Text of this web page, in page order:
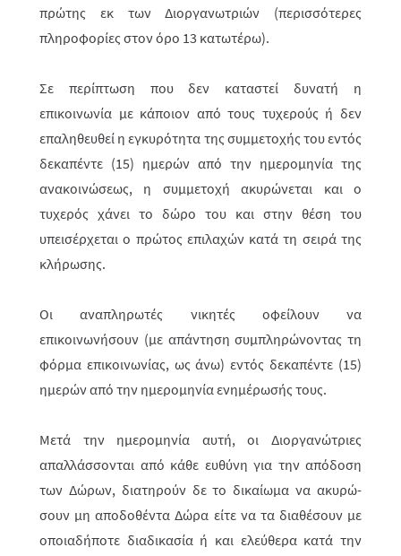
πρώτης εκ των Διοργανωτριών (περισσότερες
πληροφορίες στον όρο 13 κατωτέρω).
Σε περίπτωση που δεν καταστεί δυνατή η
επικοινωνία με κάποιον από τους τυχερούς ή δεν
επαληθευθεί η εγκυρότητα της συμμετοχής του εντός
δεκαπέντε (15) ημερών από την ημερομηνία της
ανακοινώσεως, η συμμετοχή ακυρώνεται και ο
τυχερός χάνει το δώρο του και στην θέση του
υπεισέρχεται ο πρώτος επιλαχών κατά τη σειρά της
κλήρωσης.
Οι αναπληρωτές νικητές οφείλουν να
επικοινωνήσουν (με απάντηση συμπληρώνοντας τη
φόρμα επικοινωνίας, ως άνω) εντός δεκαπέντε (15)
ημερών από την ημερομηνία ενημέρωσής τους.
Μετά την ημερομηνία αυτή, οι Διοργανώτριες
απαλλάσσονται από κάθε ευθύνη για την απόδοση
των Δώρων, διατηρούν δε το δικαίωμα να ακυ­ρώ­­
σουν μη αποδοθέντα Δώρα είτε να τα διαθέσουν με
οποια­δήποτε διαδικα­σία ή και ελεύθερα κατά την